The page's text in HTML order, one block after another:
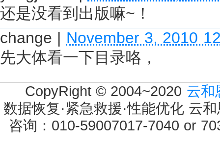
还是没看到出版嘛~！
change | November 3, 2010
先大体看一下目录咯，
CopyRight © 2004~2020 云和
数据恢复·紧急救援·性能优化 云
咨询：010-59007017-7040 or